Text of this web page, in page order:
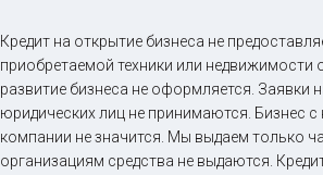
Кредит на открытие бизнеса не
приобретаемой техники или недвижимости
развитие бизнеса не оформляется. Заявки
юридических лиц не принимаются. Бизнес с
компании не значится. Мы выдаем только
организациям средства не выдаются.